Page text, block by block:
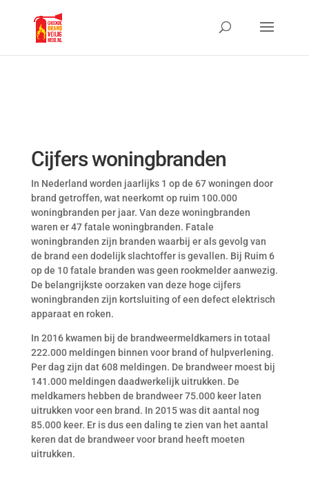
Cijfers woningbranden
In Nederland worden jaarlijks 1 op de 67 woningen door
brand getroffen, wat neerkomt op ruim 100.000
woningbranden per jaar. Van deze woningbranden
waren er 47 fatale woningbranden. Fatale
woningbranden zijn branden waarbij er als gevolg van
de brand een dodelijk slachtoffer is gevallen. Bij Ruim 6
op de 10 fatale branden was geen rookmelder aanwezig.
De belangrijkste oorzaken van deze hoge cijfers
woningbranden zijn kortsluiting of een defect elektrisch
apparaat en roken.
In 2016 kwamen bij de brandweermeldkamers in totaal
222.000 meldingen binnen voor brand of hulpverlening.
Per dag zijn dat 608 meldingen. De brandweer moest bij
141.000 meldingen daadwerkelijk uitrukken. De
meldkamers hebben de brandweer 75.000 keer laten
uitrukken voor een brand. In 2015 was dit aantal nog
85.000 keer. Er is dus een daling te zien van het aantal
keren dat de brandweer voor brand heeft moeten
uitrukken.